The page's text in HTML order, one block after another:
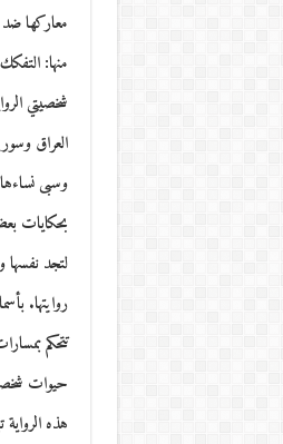
معاركها
منها:
شخصيتي
العراق
وسبى
بحكايات
لتجد
روايتها.
تتحكم
حيوات
هذه